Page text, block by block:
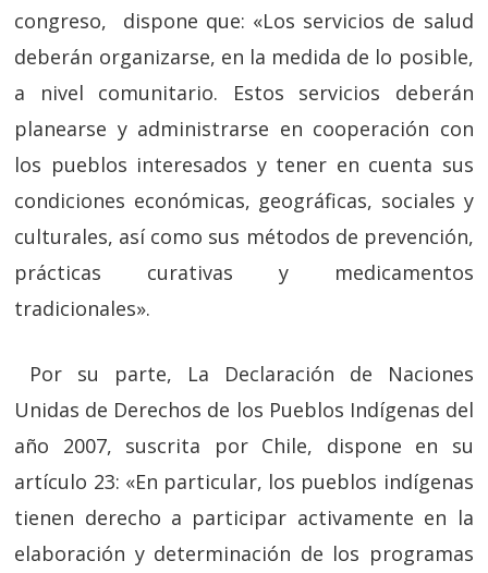
congreso, dispone que: «Los servicios de salud
deberán organizarse, en la medida de lo posible,
a nivel comunitario. Estos servicios deberán
planearse y administrarse en cooperación con
los pueblos interesados y tener en cuenta sus
condiciones económicas, geográficas, sociales y
culturales, así como sus métodos de prevención,
prácticas curativas y medicamentos
tradicionales».
Por su parte, La Declaración de Naciones
Unidas de Derechos de los Pueblos Indígenas del
año 2007, suscrita por Chile, dispone en su
artículo 23: «En particular, los pueblos indígenas
tienen derecho a participar activamente en la
elaboración y determinación de los programas